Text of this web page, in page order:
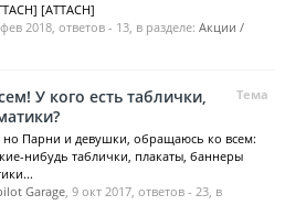
[ATTACH]
2018, ответов - 13, в разделе: Акции /
Тема
У кого есть таблички,
но Парни и девушки, обращаюсь ко всем:
нибудь таблички, плакаты, баннеры
Garage, 9 окт 2017, ответов - 23, в